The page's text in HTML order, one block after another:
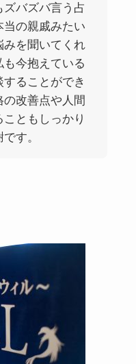
バズバ言う占
当の親戚みたい
みを聞いてくれ
も今抱えている
ることができ
の改善点や人間
ともしっかり
す。